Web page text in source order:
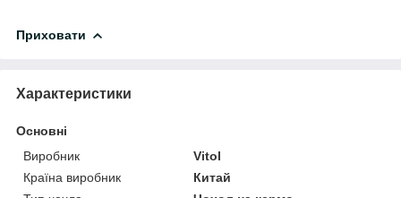
Приховати
Характеристики
Основні
Виробник
Vitol
Країна виробник
Китай